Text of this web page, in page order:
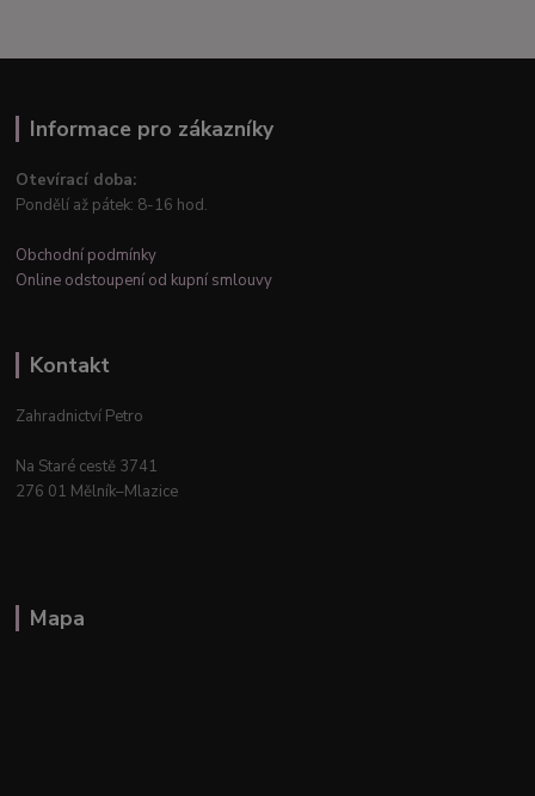
Informace pro zákazníky
Otevírací doba:
Pondělí až pátek: 8-16 hod.
Obchodní podmínky
Online odstoupení od kupní smlouvy
Kontakt
Zahradnictví Petro
Na Staré cestě 3741
276 01 Mělník–Mlazice
Mapa